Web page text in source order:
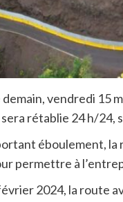
vendredi 15
rétablie 24 h/24,
éboulement,
permettre à
2024, la route